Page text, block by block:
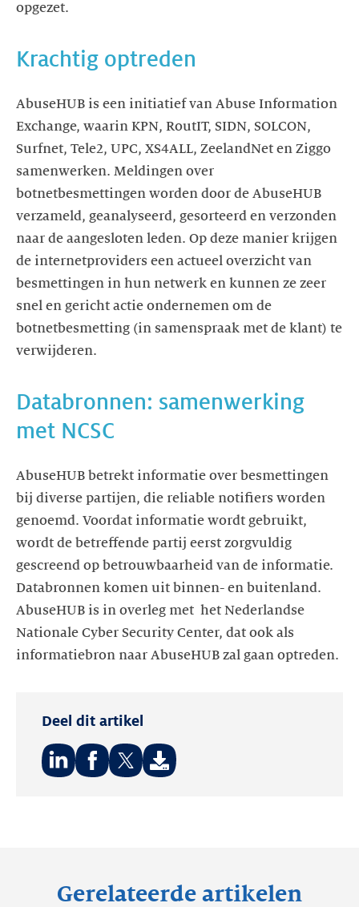
opgezet.
Krachtig optreden
AbuseHUB is een initiatief van Abuse Information
Exchange, waarin KPN, RoutIT, SIDN, SOLCON,
Surfnet, Tele2, UPC, XS4ALL, ZeelandNet en Ziggo
samenwerken. Meldingen over
botnetbesmettingen worden door de AbuseHUB
verzameld, geanalyseerd, gesorteerd en verzonden
naar de aangesloten leden. Op deze manier krijgen
de internetproviders een actueel overzicht van
besmettingen in hun netwerk en kunnen ze zeer
snel en gericht actie ondernemen om de
botnetbesmetting (in samenspraak met de klant) te
verwijderen.
Databronnen: samenwerking
met NCSC
AbuseHUB betrekt informatie over besmettingen
bij diverse partijen, die reliable notifiers worden
genoemd. Voordat informatie wordt gebruikt,
wordt de betreffende partij eerst zorgvuldig
gescreend op betrouwbaarheid van de informatie.
Databronnen komen uit binnen- en buitenland.
AbuseHUB is in overleg met het Nederlandse
Nationale Cyber Security Center, dat ook als
informatiebron naar AbuseHUB zal gaan optreden.
Deel dit artikel
Gerelateerde artikelen